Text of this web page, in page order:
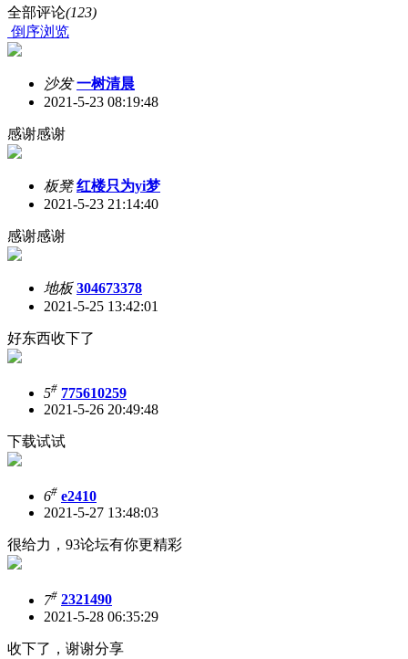
全部评论(123)
倒序浏览
沙发 一树清晨
2021-5-23 08:19:48
感谢感谢
板凳 红楼只为yi梦
2021-5-23 21:14:40
感谢感谢
地板 304673378
2021-5-25 13:42:01
好东西收下了
5# 775610259
2021-5-26 20:49:48
下载试试
6# e2410
2021-5-27 13:48:03
很给力，93论坛有你更精彩
7# 2321490
2021-5-28 06:35:29
收下了，谢谢分享